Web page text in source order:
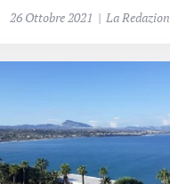
26 Ottobre 2021 | La